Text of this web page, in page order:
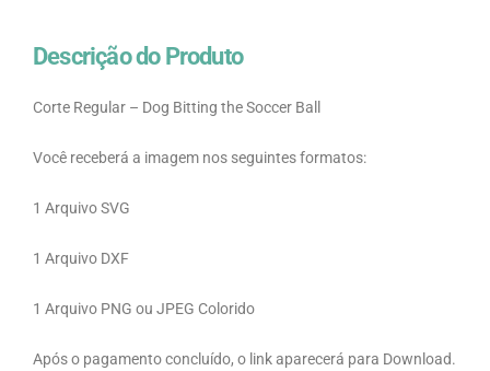
Descrição do Produto
Corte Regular – Dog Bitting the Soccer Ball
Você receberá a imagem nos seguintes formatos:
1 Arquivo SVG
1 Arquivo DXF
1 Arquivo PNG ou JPEG Colorido
Após o pagamento concluído, o link aparecerá para Download.